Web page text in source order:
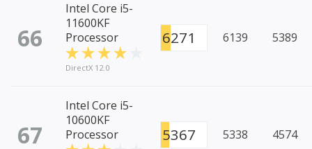
66
Intel Core i5-
11600KF
Processor
DirectX 12.0
6271 6139 5389
67
Intel Core i5-
10600KF
Processor
5367 5338 4574